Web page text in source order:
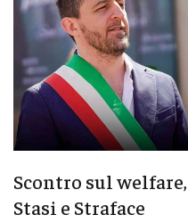
Scontro sul
Stasi e Straface